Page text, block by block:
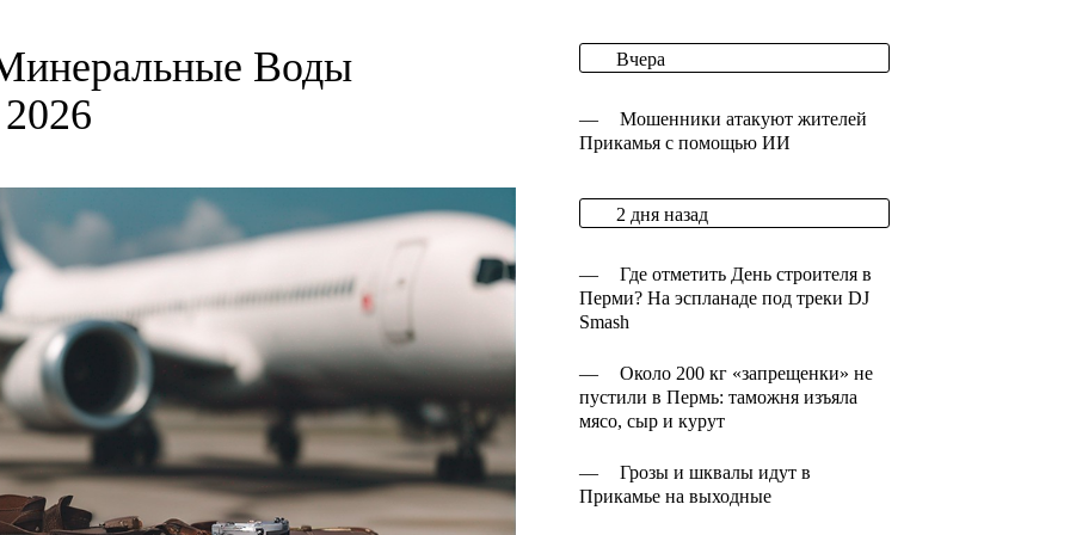
Воды
Вчера
—
Мошенники атакуют жителей
Прикамья с помощью ИИ
2 дня назад
—
Где отметить День строителя в
Перми? На эспланаде под треки DJ
Smash
—
Около 200 кг «запрещенки» не
пустили в Пермь: таможня изъяла
мясо, сыр и курут
—
Грозы и шквалы идут в
Прикамье на выходные